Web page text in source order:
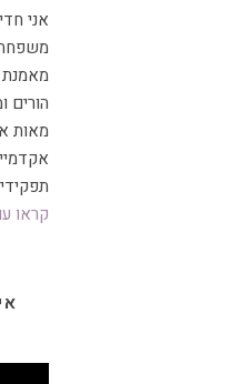
אני
הורים
מאות
קראו
נגן